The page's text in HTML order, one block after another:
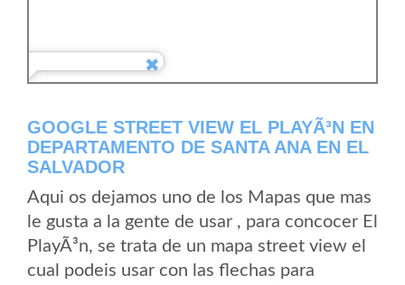
GOOGLE STREET VIEW EL PLAYÃ³N EN
DEPARTAMENTO DE SANTA ANA EN EL
SALVADOR
Aqui os dejamos uno de los Mapas que mas
le gusta a la gente de usar , para concocer El
PlayÃ³n, se trata de un mapa street view el
cual podeis usar con las flechas para